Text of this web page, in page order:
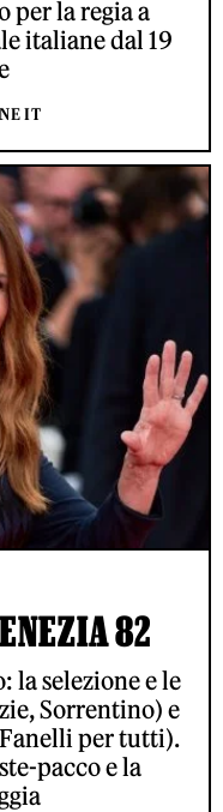
per la regia a
italiane dal 19
IT
82
la selezione e le
Sorrentino) e
per tutti).
pacco e la